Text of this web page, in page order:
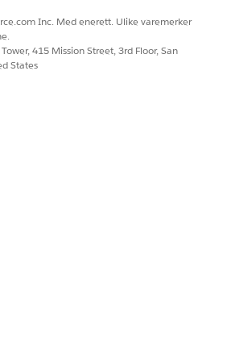
Inc. Med enerett. Ulike varemerker
415 Mission Street, 3rd Floor, San
States